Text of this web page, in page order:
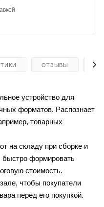
ОТЗЫВЫ
устройство для
форматов. Распознает
товарных
на складу при сборке и
быстро формировать
стоимость.
чтобы покупатели
перед его покупкой.